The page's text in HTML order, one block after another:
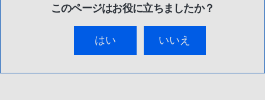
このページはお役に立ちましたか？
はい いいえ